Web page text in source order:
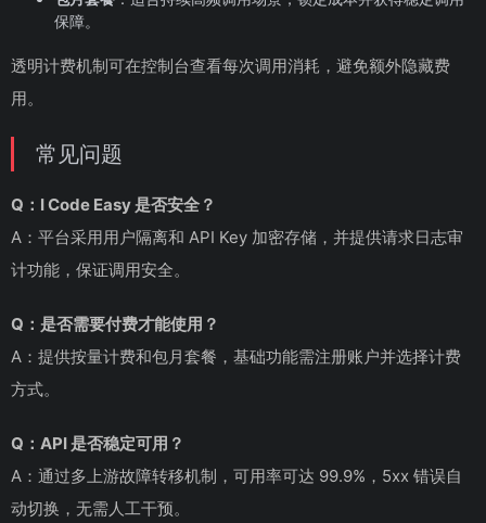
保障。
透明计费机制可在控制台查看每次调用消耗，避免额外隐藏费
用。
常见问题
Q：I Code Easy 是否安全？
A：平台采用用户隔离和 API Key 加密存储，并提供请求日志审
计功能，保证调用安全。
Q：是否需要付费才能使用？
A：提供按量计费和包月套餐，基础功能需注册账户并选择计费
方式。
Q：API 是否稳定可用？
A：通过多上游故障转移机制，可用率可达 99.9%，5xx 错误自
动切换，无需人工干预。